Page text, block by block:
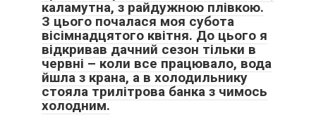
каламутна, з райдужною плівкою.
З цього почалася моя субота
вісімнадцятого квітня. До цього я
відкривав дачний сезон тільки в
червні – коли все працювало, вода
йшла з крана, а в холодильнику
стояла трилітрова банка з чимось
холодним.